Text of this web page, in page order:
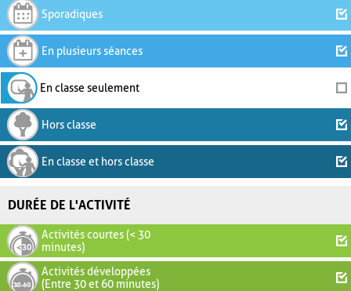
Sporadiques
En plusieurs séances
En classe seulement
Hors classe
En classe et hors classe
DURÉE DE L'ACTIVITÉ
Activités courtes (< 30
minutes)
Activités développées
(Entre 30 et 60 minutes)